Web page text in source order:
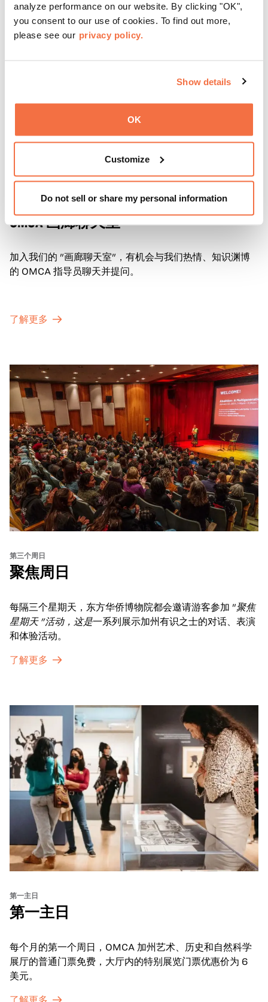
analyze performance on our website. By clicking "OK",
you consent to our use of cookies. To find out more,
please see our privacy policy.
Show details
OK
Customize
Do not sell or share my personal information
OMCA 画廊聊天室
加入我们的 "画廊聊天室"，有机会与我们热情、知识渊博
的 OMCA 指导员聊天并提问。
了解更多
第三个周日
聚焦周日
每隔三个星期天，东方华侨博物院都会邀请游客参加 "聚焦
星期天 "活动，这是一系列展示加州有识之士的对话、表演
和体验活动。
了解更多
第一主日
第一主日
每个月的第一个周日，OMCA 加州艺术、历史和自然科学
展厅的普通门票免费，大厅内的特别展览门票优惠价为 6
美元。
了解更多